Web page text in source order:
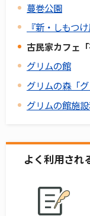
蔓巻公園
『新・しもつ
古民家カフェ「
グリムの館
グリムの森「
グリムの館施
よく利用され